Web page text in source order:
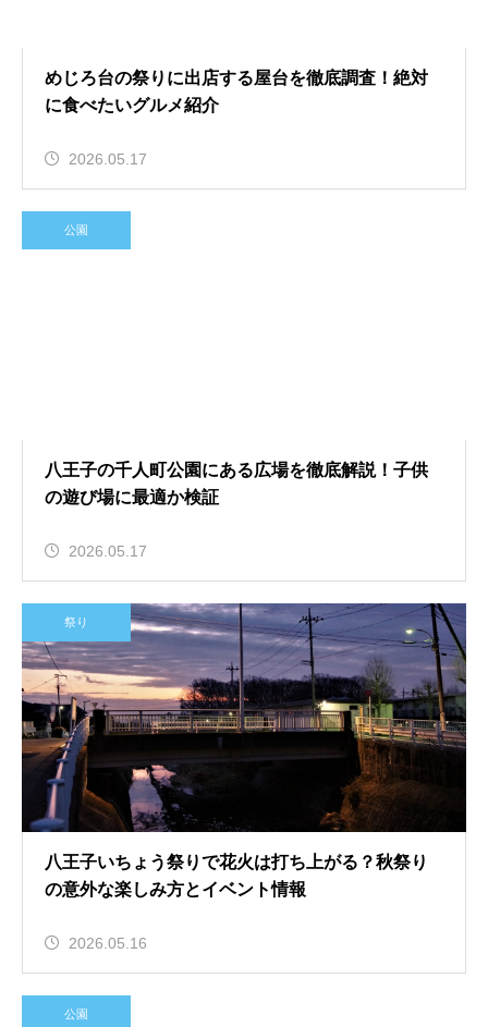
めじろ台の祭りに出店する屋台を徹底調査！絶対
に食べたいグルメ紹介
2026.05.17
公園
八王子の千人町公園にある広場を徹底解説！子供
の遊び場に最適か検証
2026.05.17
祭り
八王子いちょう祭りで花火は打ち上がる？秋祭り
の意外な楽しみ方とイベント情報
2026.05.16
公園